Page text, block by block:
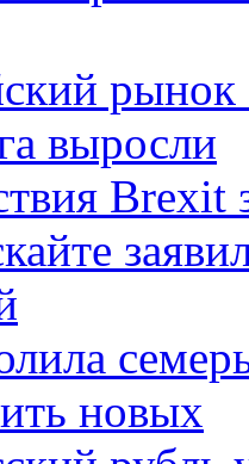
рынок
выросли
Brexit
новых